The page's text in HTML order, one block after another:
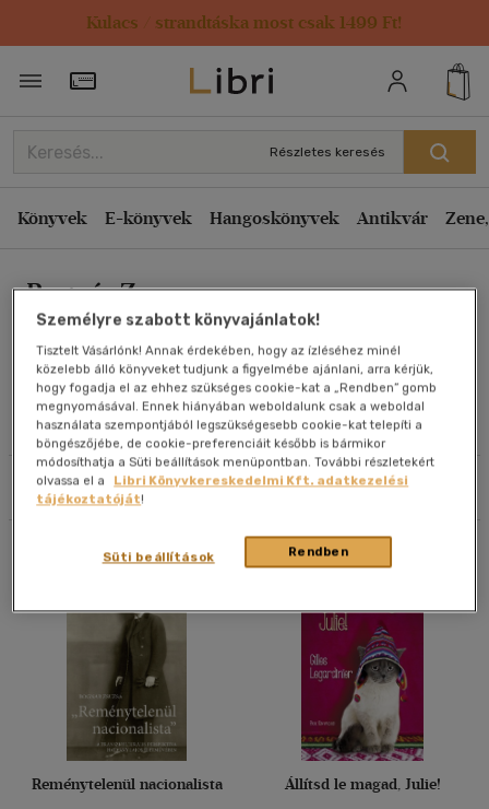
Kulacs / strandtáska most csak 1499 Ft!
Törzsvásárlói Kártya adatai
Részletes keresés
Könyvek E-könyvek Hangoskönyvek Antikvár
Bognár Zsuzsa
Művei
Olvasói vélemények
Szűrés Rendezés
Rendezés
Kiadás éve szerint csökkenő
Ár szerint csökkenő
Eladott darabszám szerint csökkenő
Eladott darabszám szerint növekvő
Cím szerint A-Z
Szerző szerint A-Z
Megjelenítés
20 db / oldal
Összesen db
Reménytelenül nacionalista Állítsd le magad, Julie!
Személyre szabott könyvajánlatok!
Tisztelt Vásárlónk! Annak érdekében, hogy az ízléséhez minél
közelebb álló könyveket tudjunk a figyelmébe ajánlani, arra kérjük,
hogy fogadja el az ehhez szükséges cookie-kat a „Rendben” gomb
megnyomásával. Ennek hiányában weboldalunk csak a weboldal
használata szempontjából legszükségesebb cookie-kat telepíti a
böngészőjébe, de cookie-preferenciáit később is bármikor
módosíthatja a Süti beállítások menüpontban. További részletekért
olvassa el a
Libri Könyvkereskedelmi Kft. adatkezelési
tájékoztatóját!
Rendben
Süti beállítások